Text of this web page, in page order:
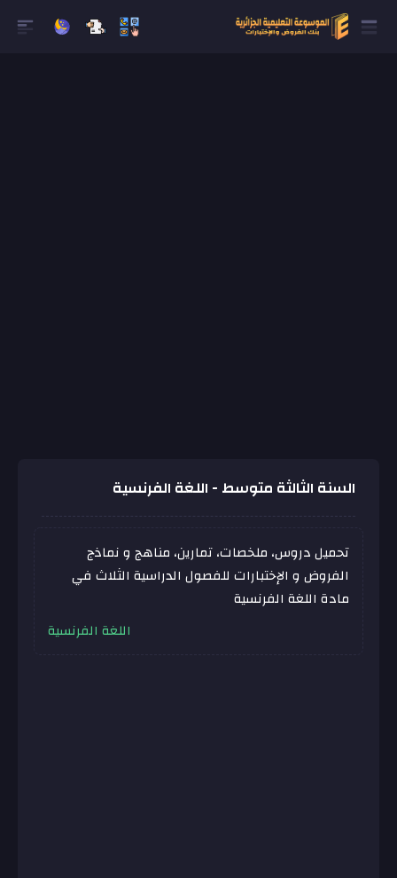
السنة الثالثة متوسط - اللغة الفرنسية
تحميل دروس، ملخصات، تمارين، مناهج و نماذج
الفروض و الإختبارات للفصول الدراسية الثلاث في
مادة اللغة الفرنسية
اللغة الفرنسية